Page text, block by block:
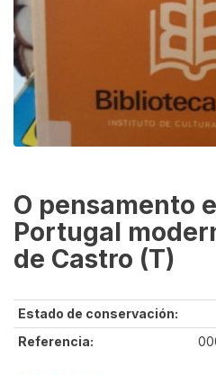
O pensamento
Portugal
de Castro (T)
Estado de conservación:
Referencia: